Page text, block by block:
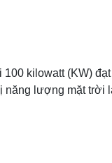
kilowatt (KW)
năng lượng mặt trời